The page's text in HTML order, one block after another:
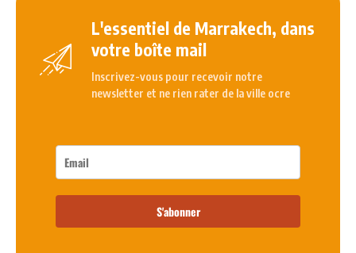
L'essentiel de Marrakech, dans
votre boîte mail
Inscrivez-vous pour recevoir notre
newsletter et ne rien rater de la ville ocre
S'abonner